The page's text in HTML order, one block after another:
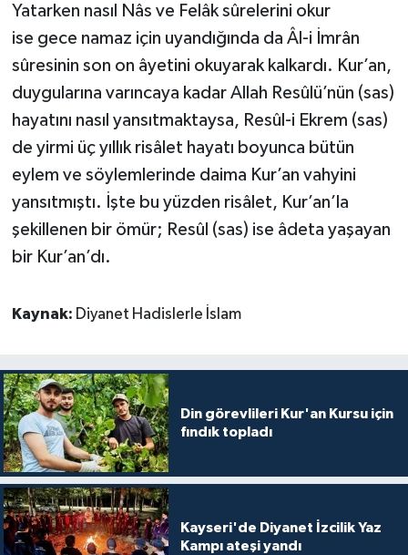
Yatarken nasıl Nâs ve Felâk sûrelerini okur
ise gece namaz için uyandığında da Âl-i İmrân
sûresinin son on âyetini okuyarak kalkardı. Kur’an,
duygularına varıncaya kadar Allah Resûlü’nün (sas)
hayatını nasıl yansıtmaktaysa, Resûl-i Ekrem (sas)
de yirmi üç yıllık risâlet hayatı boyunca bütün
eylem ve söylemlerinde daima Kur’an vahyini
yansıtmıştı. İşte bu yüzden risâlet, Kur’an’la
şekillenen bir ömür; Resûl (sas) ise âdeta yaşayan
bir Kur’an’dı.
Kaynak: Diyanet Hadislerle İslam
Din görevlileri Kur'an Kursu için
fındık topladı
Kayseri'de Diyanet İzcilik Yaz
Kampı ateşi yandı